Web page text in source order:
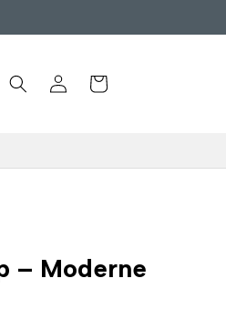
InloggenWinkelwagen
– Moderne